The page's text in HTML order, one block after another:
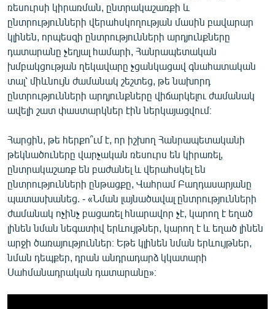
ռեսուրսի կիրառման, ընտրակաշառքի և
ընտրությունների վերահսկողության մասին բավարար
կլինեն, որպեսզի ընտրությունների արդյունքները
դատարանը չեղյալ համարի, Հանրապետական
խմբակցության ղեկավարը չցանկացավ գնահատական
տալ՝ միևնույն ժամանակ շեշտեց, թե նախորդ
ընտրությունների արդյունքները վիճարկելու ժամանակ
ավելի շատ փաստարկներ էին ներկայացվում։
Հարցին, թե հերքո՞ւմ է, որ իշխող Հանրապետականի
թեկնածուները վարչական ռեսուրս են կիրառել,
ընտրակաշառք են բաժանել և վերահսկել են
ընտրությունների ընթացքը, Վահրամ Բաղդասարյանը
պատասխանեց. - «Նման լայնածավալ ընտրությունների
ժամանակ ոչինչ բացառել հնարավոր չէ, կարող է եղած
լինեն նման նեգատիվ երևույթներ, կարող է և եղած լինեն
արջի ծառայություններ։ Եթե կլինեն նման երևույթներ,
նման դեպքեր, դրան անդրադարձ կկատարի
Սահմանադրական դատարանը»։